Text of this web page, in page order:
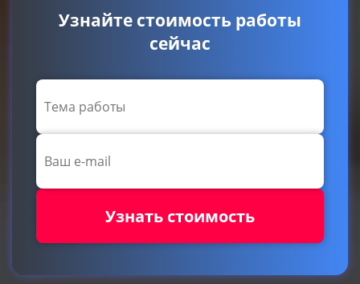
Узнайте стоимость работы
сейчас